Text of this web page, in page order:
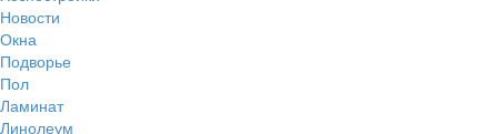
Новости
Окна
Подворье
Пол
Ламинат
Линолеум